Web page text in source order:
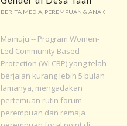
BERITA MEDIA, PEREMPUAN & ANAK
Mamuju -- Program Women-
Led Community Based
Protection (WLCBP) yang telah
berjalan kurang lebih 5 bulan
lamanya, mengadakan
pertemuan rutin forum
perempuan dan remaja